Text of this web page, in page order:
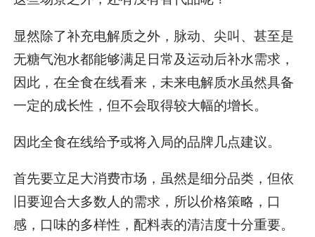
显然除了补充电解质之外，脉动、尖叫、甚至是
无糖气泡水都能够满足日常及运动后补水需求，
因此，在全食在线看来，未来电解质水虽然具备
一定的成长性，但不会取得较大幅的增长。
因此全食在线给予或将入局的品牌几点建议。
首先要立足大消费市场，虽然是细分品类，但依
旧要迎合大多数人的需求，所以价格策略，口
感，口味的多样性，配料表的清洁度十分重要。